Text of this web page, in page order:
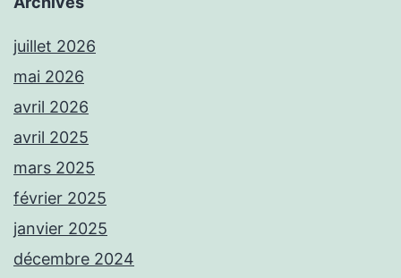
juillet 2026
mai 2026
avril 2026
avril 2025
mars 2025
février 2025
janvier 2025
décembre 2024